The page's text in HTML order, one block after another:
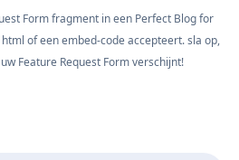
Form fragment in een Perfect Blog for
of een embed-code accepteert. sla op,
Feature Request Form verschijnt!